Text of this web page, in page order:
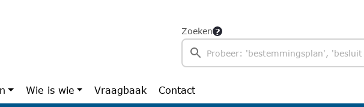
Zoeken
Wie is wie Vraagbaak Contact